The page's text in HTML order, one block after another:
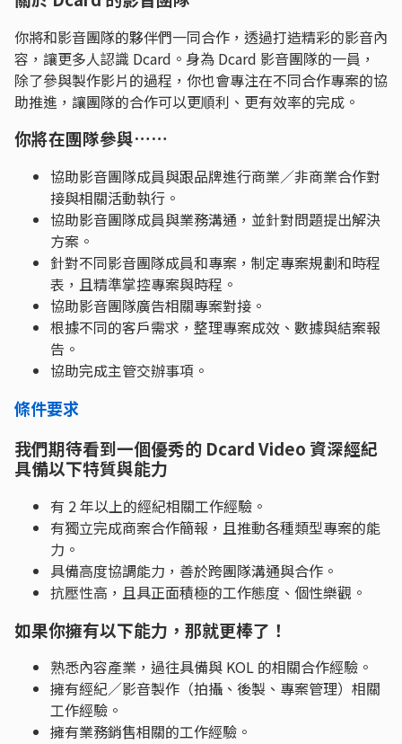
你將和影音團隊的夥伴們一同合作，透過打造精彩的影音內
容，讓更多人認識 Dcard。身為 Dcard 影音團隊的一員，
除了參與製作影片的過程，你也會專注在不同合作專案的協
助推進，讓團隊的合作可以更順利、更有效率的完成。
你將在團隊參與……
協助影音團隊成員與跟品牌進行商業／非商業合作對
接與相關活動執行。
協助影音團隊成員與業務溝通，並針對問題提出解決
方案。
針對不同影音團隊成員和專案，制定專案規劃和時程
表，且精準掌控專案與時程。
協助影音團隊廣告相關專案對接。
根據不同的客戶需求，整理專案成效、數據與結案報
告。
協助完成主管交辦事項。
條件要求
我們期待看到一個優秀的 Dcard Video 資深經紀
具備以下特質與能力
有 2 年以上的經紀相關工作經驗。
有獨立完成商案合作簡報，且推動各種類型專案的能
力。
具備高度協調能力，善於跨團隊溝通與合作。
抗壓性高，且具正面積極的工作態度、個性樂觀。
如果你擁有以下能力，那就更棒了！
熟悉內容產業，過往具備與 KOL 的相關合作經驗。
擁有經紀／影音製作（拍攝、後製、專案管理）相關
工作經驗。
擁有業務銷售相關的工作經驗。